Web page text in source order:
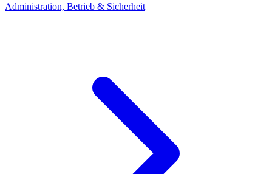
Administration, Betrieb & Sicherheit